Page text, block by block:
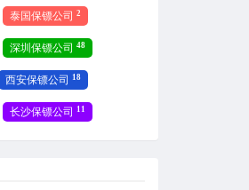
泰国保镖公司 2
深圳保镖公司 48
西安保镖公司 18
长沙保镖公司 11